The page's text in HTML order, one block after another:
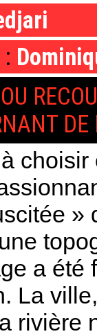
»
a été
La